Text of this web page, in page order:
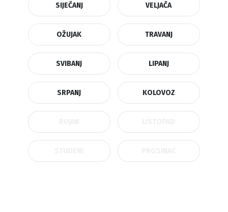
SIJEČANJ VELJAČA
OŽUJAK TRAVANJ
SVIBANJ LIPANJ
SRPANJ KOLOVOZ